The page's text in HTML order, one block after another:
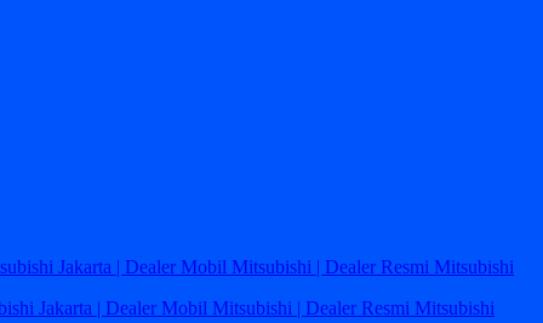
Jakarta | Dealer Mobil Mitsubishi | Dealer Resmi Mitsubishi